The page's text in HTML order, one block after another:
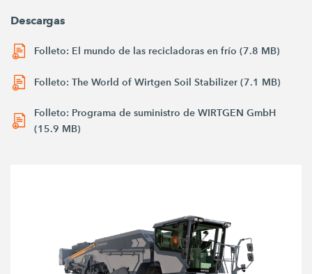
Descargas
Folleto: El mundo de las recicladoras en frío (7.8 MB)
Folleto: The World of Wirtgen Soil Stabilizer (7.1 MB)
Folleto: Programa de suministro de WIRTGEN GmbH
(15.9 MB)